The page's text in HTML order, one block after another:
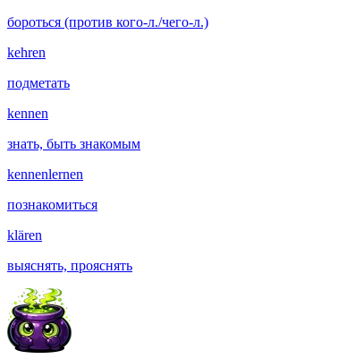
бороться (против кого-л./чего-л.)
kehren
подметать
kennen
знать, быть знакомым
kennenlernen
познакомиться
klären
выяснять, прояснять